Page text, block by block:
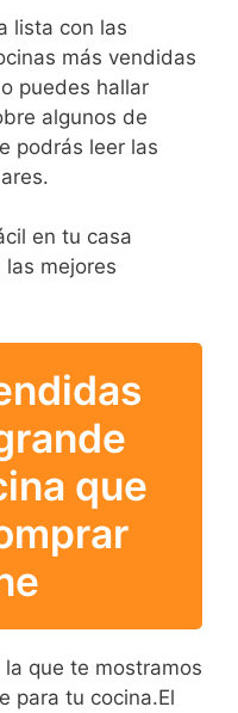
lista con las
más vendidas
puedes hallar
algunos de
podrás leer las
en tu casa
las mejores
que
que te mostramos
para tu cocina.El